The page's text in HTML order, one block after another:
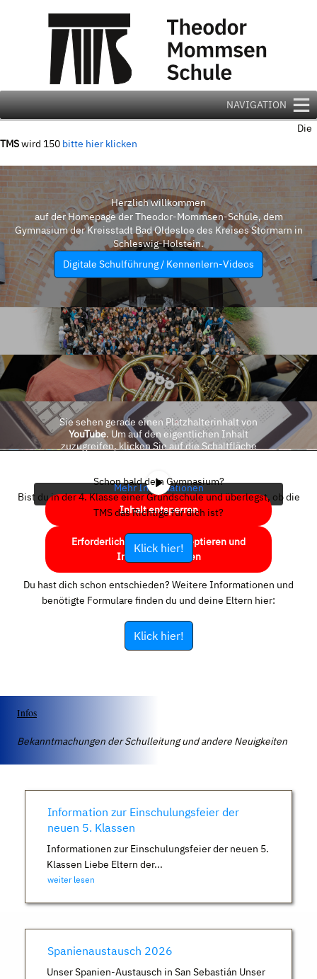
NAVIGATION
Die
TMSwird 150 bitte hier klicken
Herzlich willkommen
auf der Homepage der Theodor-Mommsen-Schule, dem
Gymnasium der Kreisstadt Bad Oldesloe des Kreises Stormarn in
Schleswig-Holstein.
Digitale Schulführung / Kennenlern-Videos
Sie sehen gerade einen Platzhalterinhalt von
YouTube. Um auf den eigentlichen Inhalt
zuzugreifen, klicken Sie auf die Schaltfläche
Mehr Informationen
Inhalt entsperren
Erforderlichen Service akzeptieren und
Inhalte entsperren
Schon bald dein Gymnasium?
Bist du in der 4. Klasse einer Grundschule und überlegst, ob die
TMS das Richtige für dich ist?
Klick hier!
Du hast dich schon entschieden? Weitere Informationen und
benötigte Formulare finden du und deine Eltern hier:
Klick hier!
Infos
Bekanntmachungen der Schulleitung und andere Neuigkeiten
Information zur Einschulungsfeier der
neuen 5. Klassen
Informationen zur Einschulungsfeier der neuen 5.
Klassen Liebe Eltern der...
weiter lesen
Spanienaustausch 2026
Unser Spanien-Austausch in San Sebastián Unser